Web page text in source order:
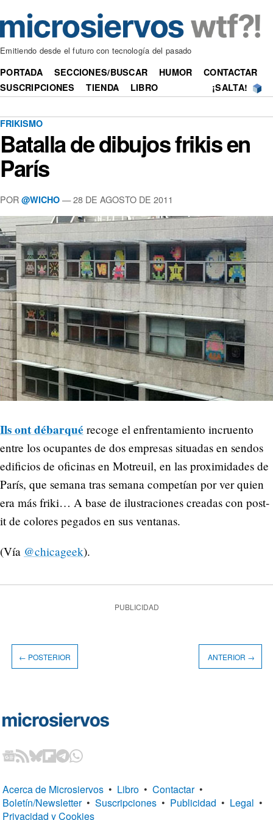
Emitiendo desde el futuro con tecnología del pasado
PORTADA SECCIONES/BUSCAR HUMOR
CONTACTAR
SUSCRIPCIONES
TIENDA LIBRO ¡SALTA!
FRIKISMO
Batalla de dibujos frikis en
París
POR @WICHO —28 DE AGOSTO DE 2011
Ils ont débarqué recoge el enfrentamiento incruento
entre los ocupantes de dos empresas situadas en sendos
edificios de oficinas en Motreuil, en las proximidades de
París, que semana tras semana competían por ver quien
era más friki… A base de ilustraciones creadas con post-
it de colores pegados en sus ventanas.
(Vía @chicageek).
PUBLICIDAD
← POSTERIOR ANTERIOR →
Acerca de Microsiervos • Libro • Contactar •
Boletín/Newsletter • Suscripciones • Publicidad • Legal •
Privacidad y Cookies